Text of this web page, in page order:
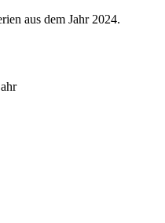
aus dem Jahr 2024.